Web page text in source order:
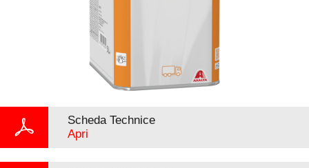
Scheda Technice
Apri